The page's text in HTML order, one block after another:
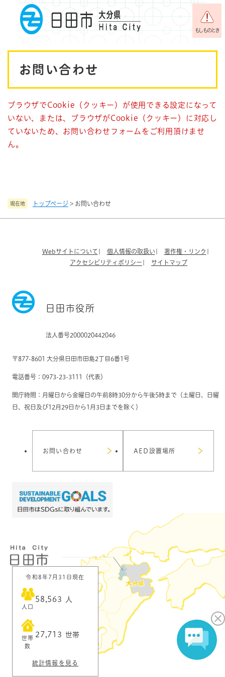
メニューを飛ばして本文へ
もしものとき
現在地 トップページ > お問い合わせ
お問い合わせ
ブラウザでCookie（クッキー）が使用できる設定になって
いない、または、ブラウザがCookie（クッキー）に対応し
ていないため、お問い合わせフォームをご利用頂けませ
ん。
Webサイトについて 個人情報の取扱い
著作権・リンク
アクセシビリティポリシー
サイトマップ
日田市役所
法人番号2000020442046
〒877-8601 大分県日田市田島2丁目6番1号
電話番号：0973-23-3111（代表）
開庁時間：月曜日から金曜日の午前8時30分から午後5時まで（土曜日、日曜
日、祝日及び12月29日から1月3日までを除く）
お問い合わせ AED設置場所
令和8年7月31日現在
人口
58,563 人
世帯
数
27,713 世帯
統計情報を見る